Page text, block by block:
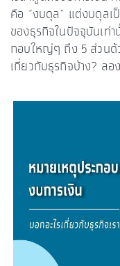
คือ “งบดุล” แต่งบดุลเ
ของธุรกิจในปัจจุบันเท่า
กอบใหญ่ๆ ถึง 5 ส่วนด้
เกี่ยวกับธุรกิจบ้าง? ลอ